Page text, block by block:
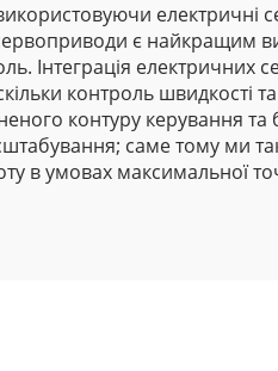
електричні
сервоприводи є найкращим
Інтеграція електричних
контроль швидкості та
контуру керування та
саме тому ми
в умовах максимальної